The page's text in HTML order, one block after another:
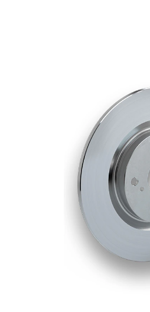
disc frâna
Grosime
minima
8 mm
Numar
pistoane
1
Diametru
exterior
292 mm
Numar
gauri
4
Diametru
de centrare
68 mm
Asezare
acoperit
(cu un